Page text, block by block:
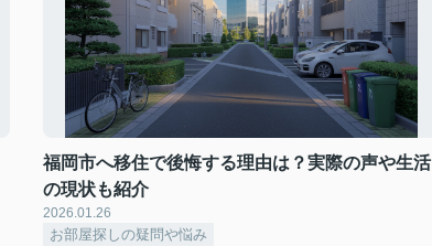
福岡市へ移住で後悔する理由は？実際の声や生活
の現状も紹介
2026.01.26
お部屋探しの疑問や悩み